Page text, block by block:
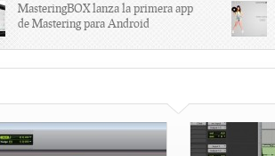
MasteringBOX lanza la primera app
de Mastering para Android
Korg lanza SDD-3000, el nuevo